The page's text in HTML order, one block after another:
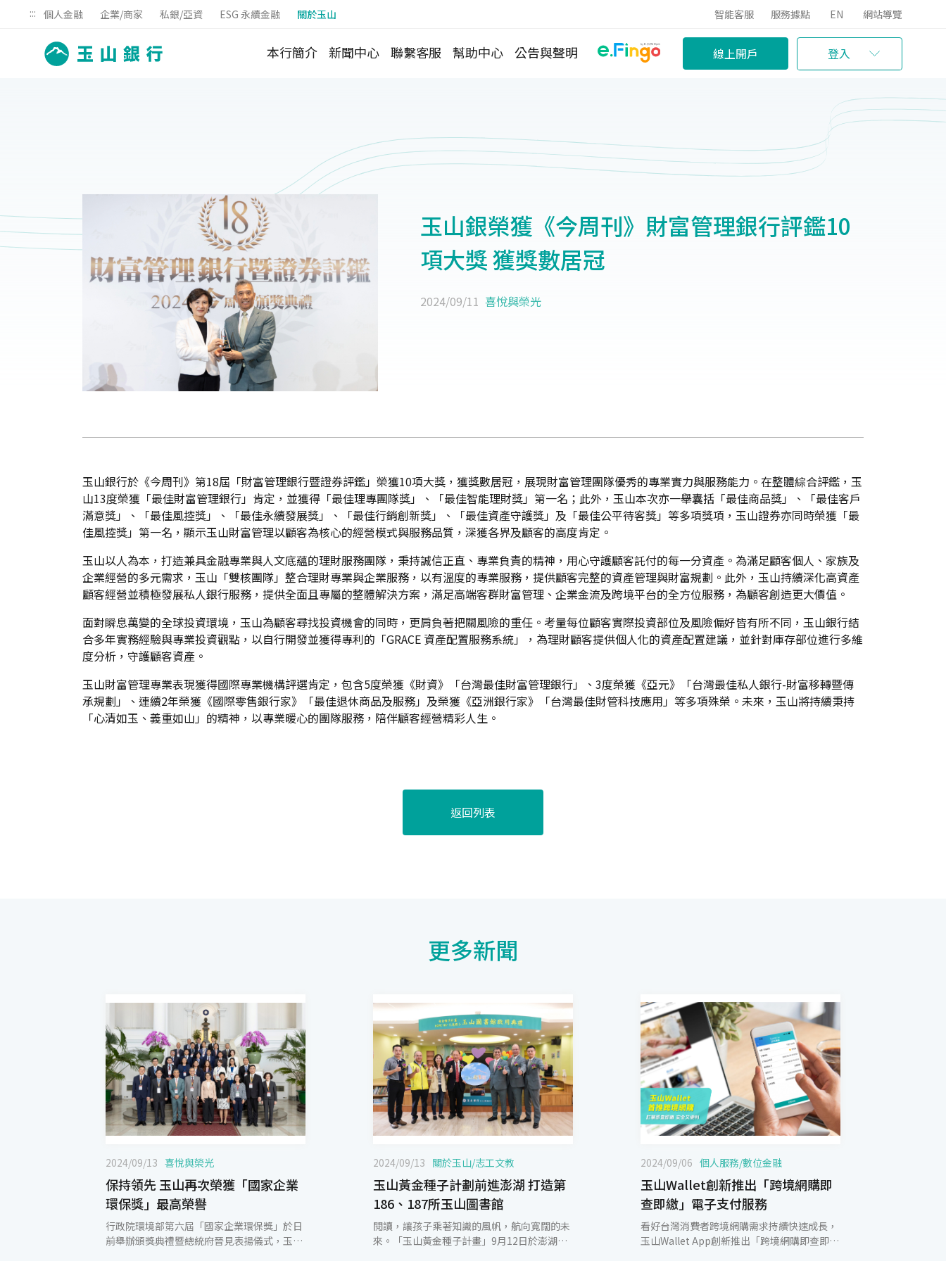
::: 個人金融 企業/商家 私銀/亞資 ESG 永續金融 關於玉山 智能客服 服務據點 EN 網站導覽
本行簡介 新聞中心 聯繫客服 幫助中心 公告與聲明 線上開戶 登入
玉山銀榮獲《今周刊》財富管理銀行評鑑10
項大獎 獲獎數居冠
2024/09/11 喜悅與榮光
玉山銀行於《今周刊》第18屆「財富管理銀行暨證券評鑑」榮獲10項大獎，獲獎數居冠，展現財富管理團隊優秀的專業實力與服務能力。在整體綜合評鑑，玉
山13度榮獲「最佳財富管理銀行」肯定，並獲得「最佳理專團隊獎」、「最佳智能理財獎」第一名；此外，玉山本次亦一舉囊括「最佳商品獎」、「最佳客戶
滿意獎」、「最佳風控獎」、「最佳永續發展獎」、「最佳行銷創新獎」、「最佳資產守護獎」及「最佳公平待客獎」等多項獎項，玉山證券亦同時榮獲「最
佳風控獎」第一名，顯示玉山財富管理以顧客為核心的經營模式與服務品質，深獲各界及顧客的高度肯定。
玉山以人為本，打造兼具金融專業與人文底蘊的理財服務團隊，秉持誠信正直、專業負責的精神，用心守護顧客託付的每一分資產。為滿足顧客個人、家族及
企業經營的多元需求，玉山「雙核團隊」整合理財專業與企業服務，以有溫度的專業服務，提供顧客完整的資產管理與財富規劃。此外，玉山持續深化高資產
顧客經營並積極發展私人銀行服務，提供全面且專屬的整體解決方案，滿足高端客群財富管理、企業金流及跨境平台的全方位服務，為顧客創造更大價值。
面對瞬息萬變的全球投資環境，玉山為顧客尋找投資機會的同時，更肩負著把關風險的重任。考量每位顧客實際投資部位及風險偏好皆有所不同，玉山銀行結
合多年實務經驗與專業投資觀點，以自行開發並獲得專利的「GRACE 資產配置服務系統」，為理財顧客提供個人化的資產配置建議，並針對庫存部位進行多維
度分析，守護顧客資產。
玉山財富管理專業表現獲得國際專業機構評選肯定，包含5度榮獲《財資》「台灣最佳財富管理銀行」、3度榮獲《亞元》「台灣最佳私人銀行-財富移轉暨傳
承規劃」、連續2年榮獲《國際零售銀行家》「最佳退休商品及服務」及榮獲《亞洲銀行家》「台灣最佳財管科技應用」等多項殊榮。未來，玉山將持續秉持
「心清如玉、義重如山」的精神，以專業暖心的團隊服務，陪伴顧客經營精彩人生。
返回列表
更多新聞
2024/09/13 喜悅與榮光
保持領先 玉山再次榮獲「國家企業
環保獎」最高榮譽
行政院環境部第六屆「國家企業環保獎」於日
前舉辦頒獎典禮暨總統府晉見表揚儀式，玉山
2024/09/13 關於玉山/志工文教
玉山黃金種子計劃前進澎湖 打造第
186、187所玉山圖書館
閱讀，讓孩子乘著知識的風帆，航向寬闊的未
來。「玉山黃金種子計畫」9月12日於澎湖縣
2024/09/06 個人服務/數位金融
玉山Wallet創新推出「跨境網購即
查即繳」電子支付服務
看好台灣消費者跨境網購需求持續快速成長，
玉山Wallet App創新推出「跨境網購即查即